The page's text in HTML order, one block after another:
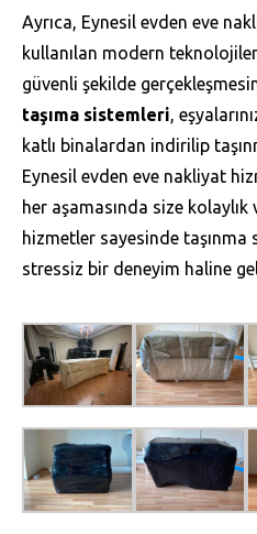
Ayrıca, Eynesil evden eve
kullanılan modern
güvenli şekilde
taşıma sistemleri,
katlı binalardan indirilip
Eynesil evden eve nakliyat
her aşamasında size kolaylık
hizmetler sayesinde taşınma
stressiz bir deneyim haline